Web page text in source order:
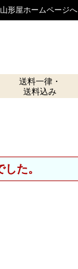
山形屋ホームページへ
送料一律・
送料込み
た。